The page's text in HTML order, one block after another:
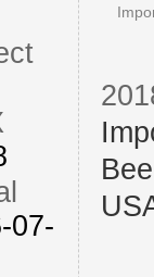
07-